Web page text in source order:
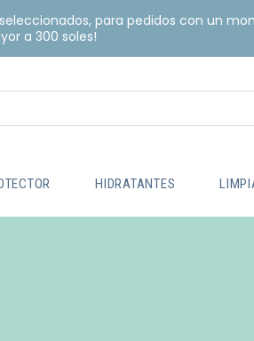
para pedidos con un
a 300 soles!
HIDRATANTES